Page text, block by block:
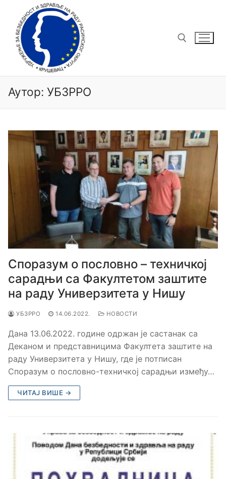
Аутор: УБЗРРО
Споразум о пословно – техничкој
сарадњи са Факултетом заштите
на раду Универзитета у Нишу
УБЗРРО 14.06.2022. НОВОСТИ
Дана 13.06.2022. године одржан је састанак са
Деканом и представницима Факултета заштите на
раду Универзитета у Нишу, где је потписан
Споразум о пословно-техничкој сарадњи између…
ЧИТАЈ ВИШЕ →